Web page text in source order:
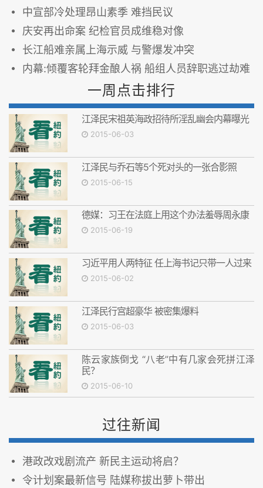
中宣部冷处理昂山素季 难挡民议
庆安再出命案 纪检官员成维稳对像
长江船难亲属上海示威 与警爆发冲突
内幕:倾覆客轮拜金酿人祸 船组人员辞职逃过劫难
一周点击排行
江泽民宋祖英海政招待所淫乱幽会内幕曝光
2015-06-03
江泽民与乔石等5个死对头的一张合影照
2015-06-15
德媒：习王在法庭上用这个办法羞辱周永康
2015-06-19
习近平用人两特征 任上海书记只带一人过来
2015-06-02
江泽民行宫超豪华 被密集爆料
2015-06-03
陈云家族倒戈 “八老”中有几家会死拼江泽
民？
2015-06-10
过往新闻
港政改戏剧流产 新民主运动将启？
令计划案最新信号 陆媒称拔出萝卜带出